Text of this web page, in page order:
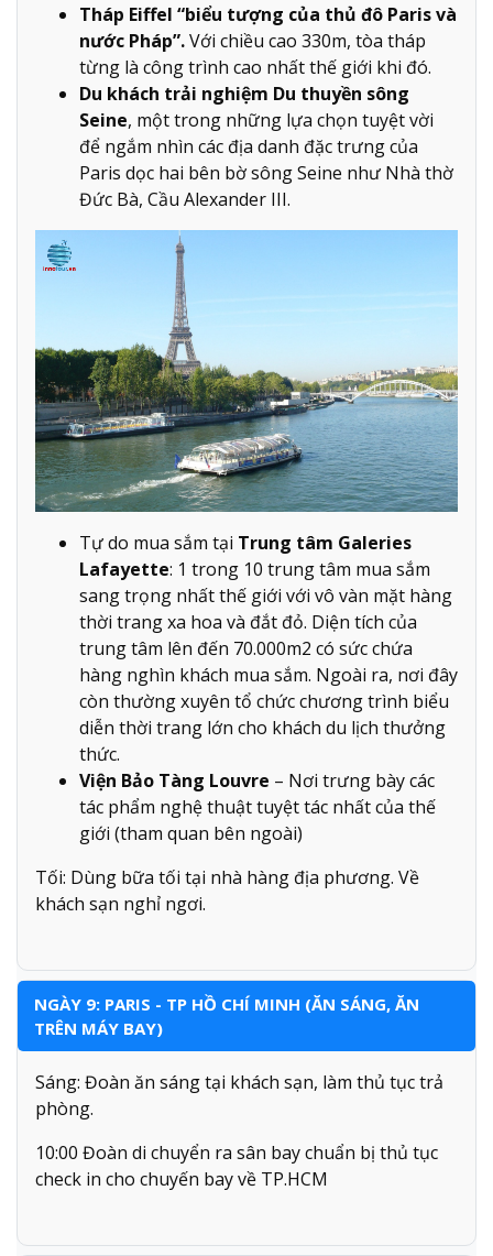
Tháp Eiffel “biểu tượng của thủ đô Paris và
nước Pháp”.Với chiều cao 330m, tòa tháp
từng là công trình cao nhất thế giới khi đó.
Du khách trải nghiệm Du thuyền sông
Seine, một trong những lựa chọn tuyệt vời
để ngắm nhìn các địa danh đặc trưng của
Paris dọc hai bên bờ sông Seine như Nhà thờ
Đức Bà, Cầu Alexander III.
Tự do mua sắm tại Trung tâm Galeries
Lafayette: 1 trong 10 trung tâm mua sắm
sang trọng nhất thế giới với vô vàn mặt hàng
thời trang xa hoa và đắt đỏ. Diện tích của
trung tâm lên đến 70.000m2 có sức chứa
hàng nghìn khách mua sắm. Ngoài ra, nơi đây
còn thường xuyên tổ chức chương trình biểu
diễn thời trang lớn cho khách du lịch thưởng
thức.
Viện Bảo Tàng Louvre – Nơi trưng bày các
tác phẩm nghệ thuật tuyệt tác nhất của thế
giới (tham quan bên ngoài)
Tối: Dùng bữa tối tại nhà hàng địa phương. Về
khách sạn nghỉ ngơi.
NGÀY 9: PARIS - TP HỒ CHÍ MINH (ĂN SÁNG, ĂN
TRÊN MÁY BAY)
Sáng: Đoàn ăn sáng tại khách sạn, làm thủ tục trả
phòng.
10:00 Đoàn di chuyển ra sân bay chuẩn bị thủ tục
check in cho chuyến bay về TP.HCM